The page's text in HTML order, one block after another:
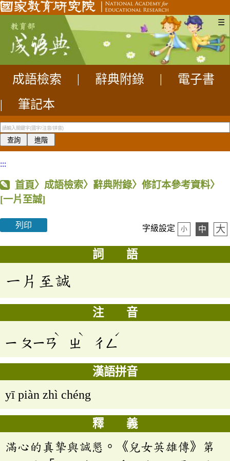
☰
成語檢索 辭典附錄
電子書
|
筆記本
:::
首頁〉成語檢索〉辭典附錄〉修訂本參考資料〉
[一片至誠]
列印 字級設定 小 中 大
詞 語
一片至誠
注 音
ㄧ ㄆㄧㄢ
ˋ
ㄓ
ˋ
ㄔㄥ
ˊ
漢語拼音
yī piàn zhì chéng
釋 義
滿心的真摯與誠懇。《兒女英雄傳》第